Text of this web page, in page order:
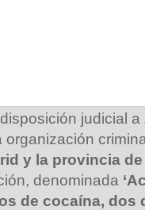
judicial a
y la provincia de
denominada
de cocaína, dos